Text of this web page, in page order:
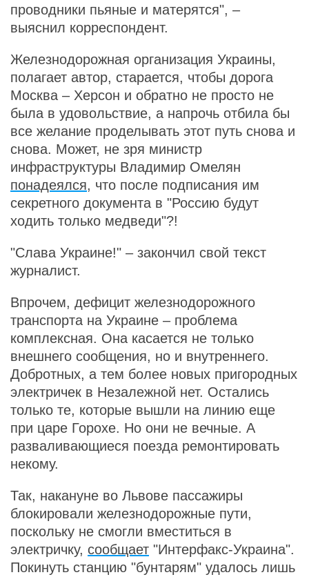
проводники пьяные и матерятся", –
выяснил корреспондент.
Железнодорожная организация Украины,
полагает автор, старается, чтобы дорога
Москва – Херсон и обратно не просто не
была в удовольствие, а напрочь отбила бы
все желание проделывать этот путь снова и
снова. Может, не зря министр
инфраструктуры Владимир Омелян
понадеялся, что после подписания им
секретного документа в "Россию будут
ходить только медведи"?!
"Слава Украине!" – закончил свой текст
журналист.
Впрочем, дефицит железнодорожного
транспорта на Украине – проблема
комплексная. Она касается не только
внешнего сообщения, но и внутреннего.
Добротных, а тем более новых пригородных
электричек в Незалежной нет. Остались
только те, которые вышли на линию еще
при царе Горохе. Но они не вечные. А
разваливающиеся поезда ремонтировать
некому.
Так, накануне во Львове пассажиры
блокировали железнодорожные пути,
поскольку не смогли вместиться в
электричку, сообщает "Интерфакс-Украина".
Покинуть станцию "бунтарям" удалось лишь